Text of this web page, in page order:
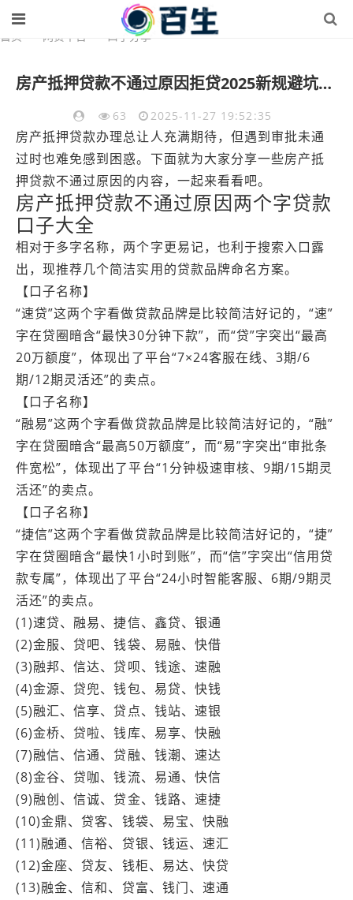
首页 网贷平台 口子分享
房产抵押贷款不通过原因拒贷2025新规避坑雷区提醒
63 2025-11-27 19:52:35
房产抵押贷款办理总让人充满期待，但遇到审批未通
过时也难免感到困惑。下面就为大家分享一些房产抵
押贷款不通过原因的内容，一起来看看吧。
房产抵押贷款不通过原因两个字贷款
口子大全
相对于多字名称，两个字更易记，也利于搜索入口露
出，现推荐几个简洁实用的贷款品牌命名方案。
【口子名称】
“速贷”这两个字看做贷款品牌是比较简洁好记的，“速”
字在贷圈暗含“最快30分钟下款”，而“贷”字突出“最高
20万额度”，体现出了平台“7×24客服在线、3期/6
期/12期灵活还”的卖点。
【口子名称】
“融易”这两个字看做贷款品牌是比较简洁好记的，“融”
字在贷圈暗含“最高50万额度”，而“易”字突出“审批条
件宽松”，体现出了平台“1分钟极速审核、9期/15期灵
活还”的卖点。
【口子名称】
“捷信”这两个字看做贷款品牌是比较简洁好记的，“捷”
字在贷圈暗含“最快1小时到账”，而“信”字突出“信用贷
款专属”，体现出了平台“24小时智能客服、6期/9期灵
活还”的卖点。
(1)速贷、融易、捷信、鑫贷、银通
(2)金服、贷吧、钱袋、易融、快借
(3)融邦、信达、贷呗、钱途、速融
(4)金源、贷兜、钱包、易贷、快钱
(5)融汇、信享、贷点、钱站、速银
(6)金桥、贷啦、钱库、易享、快融
(7)融信、信通、贷融、钱潮、速达
(8)金谷、贷咖、钱流、易通、快信
(9)融创、信诚、贷金、钱路、速捷
(10)金鼎、贷客、钱袋、易宝、快融
(11)融通、信裕、贷银、钱运、速汇
(12)金座、贷友、钱柜、易达、快贷
(13)融金、信和、贷富、钱门、速通